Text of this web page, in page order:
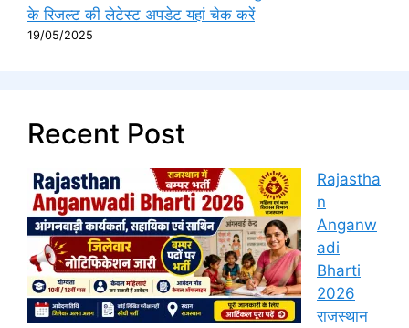
के रिजल्ट की लेटेस्ट अपडेट यहां चेक करें
19/05/2025
Recent Post
Rajastha
n
Anganw
adi
Bharti
2026
राजस्थान